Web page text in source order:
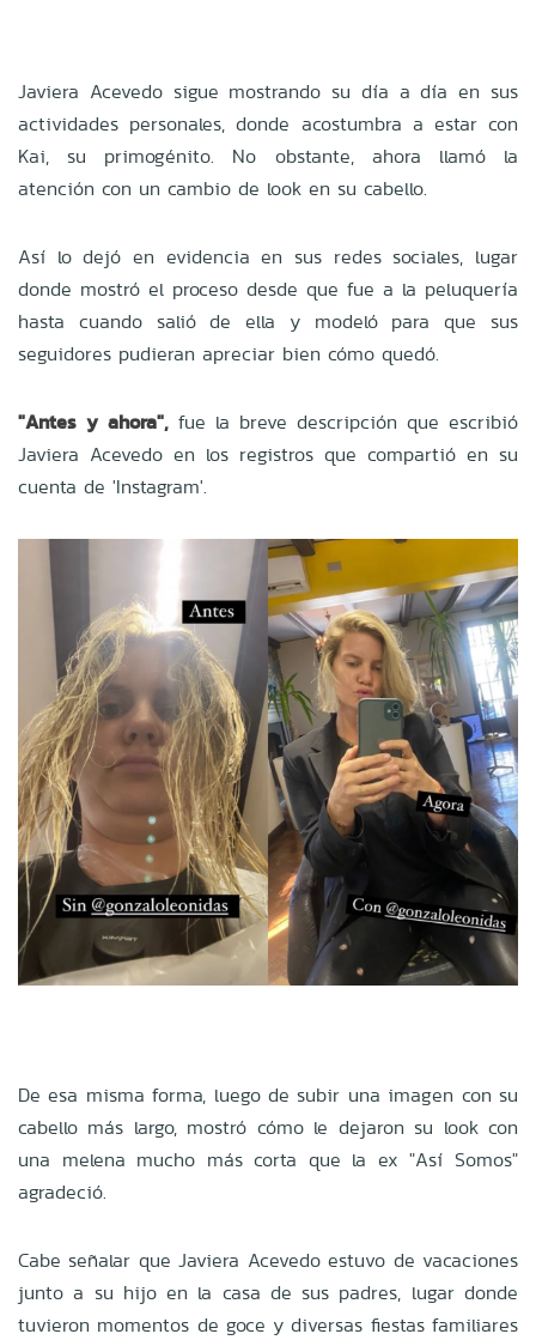
Javiera Acevedo sigue mostrando su día a día en sus
actividades personales, donde acostumbra a estar con
Kai, su primogénito. No obstante, ahora llamó la
atención con un cambio de look en su cabello.
Así lo dejó en evidencia en sus redes sociales, lugar
donde mostró el proceso desde que fue a la peluquería
hasta cuando salió de ella y modeló para que sus
seguidores pudieran apreciar bien cómo quedó.
"Antes y ahora", fue la breve descripción que escribió
Javiera Acevedo en los registros que compartió en su
cuenta de 'Instagram'.
De esa misma forma, luego de subir una imagen con su
cabello más largo, mostró cómo le dejaron su look con
una melena mucho más corta que la ex "Así Somos"
agradeció.
Cabe señalar que Javiera Acevedo estuvo de vacaciones
junto a su hijo en la casa de sus padres, lugar donde
tuvieron momentos de goce y diversas fiestas familiares